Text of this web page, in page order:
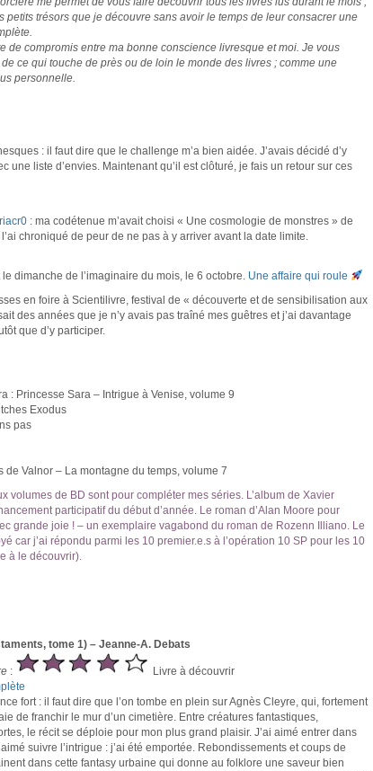
petits trésors que je découvre sans avoir le temps de leur consacrer une
de compromis entre ma bonne conscience livresque et moi. Je vous
ce qui touche de près ou de loin le monde des livres ; comme une
personnelle.
: il faut dire que le challenge m’a bien aidée. J’avais décidé d’y
une liste d’envies. Maintenant qu’il est clôturé, je fais un retour sur ces
: ma codétenue m’avait choisi « Une cosmologie de monstres » de
chroniqué de peur de ne pas à y arriver avant la date limite.
dimanche de l’imaginaire du mois, le 6 octobre. Une affaire qui roule
en foire à Scientilivre, festival de « découverte et de sensibilisation aux
des années que je n’y avais pas traîné mes guêtres et j’ai davantage
que d’y participer.
: Princesse Sara – Intrigue à Venise, volume 9
Exodus
pas
de Valnor – La montagne du temps, volume 7
volumes de BD sont pour compléter mes séries. L’album de Xavier
participatif du début d’année. Le roman d’Alan Moore pour
grande joie ! – un exemplaire vagabond du roman de Rozenn Illiano. Le
car j’ai répondu parmi les 10 premier.e.s à l’opération 10 SP pour les 10
à le découvrir).
tome 1) – Jeanne-A. Debats
:
Livre à découvrir
fort : il faut dire que l’on tombe en plein sur Agnès Cleyre, qui, fortement
de franchir le mur d’un cimetière. Entre créatures fantastiques,
le récit se déploie pour mon plus grand plaisir. J’ai aimé entrer dans
suivre l’intrigue : j’ai été emportée. Rebondissements et coups de
dans cette fantasy urbaine qui donne au folklore une saveur bien